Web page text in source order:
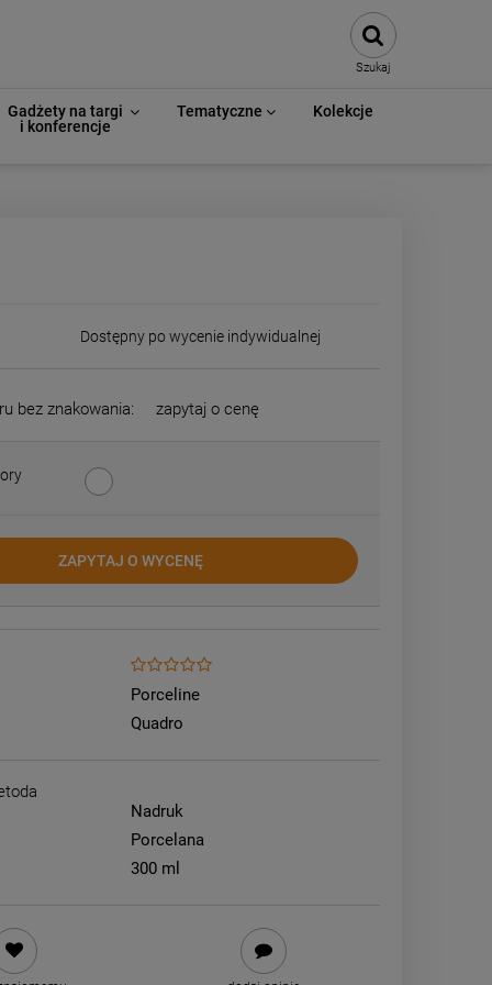
Szukaj
Gadżety na targi
i konferencje
Tematyczne Kolekcje
Dostępny po wycenie indywidualnej
bez znakowania: zapytaj o cenę
ZAPYTAJ O WYCENĘ
Porceline
Quadro
Nadruk
Porcelana
300 ml